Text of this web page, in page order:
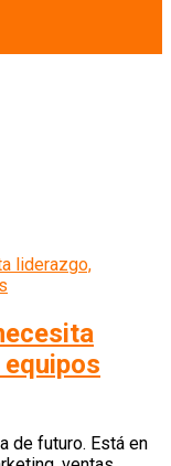
de futuro. Está en